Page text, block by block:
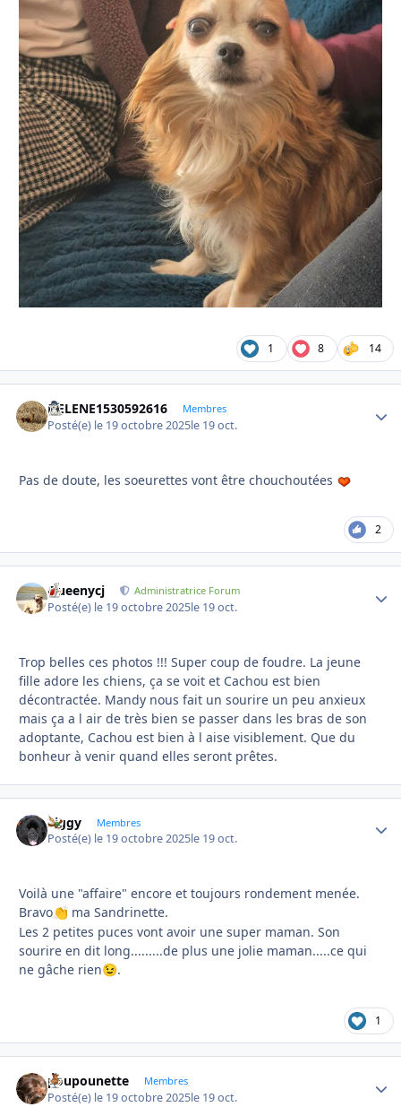
1 8 14
HELENE1530592616 Membres
Posté(e) le 19 octobre 2025le 19 oct.
Pas de doute, les soeurettes vont être chouchoutées
2
Queenycj Administratrice Forum
Posté(e) le 19 octobre 2025le 19 oct.
Trop belles ces photos !!! Super coup de foudre. La jeune
fille adore les chiens, ça se voit et Cachou est bien
décontractée. Mandy nous fait un sourire un peu anxieux
mais ça a l air de très bien se passer dans les bras de son
adoptante, Cachou est bien à l aise visiblement. Que du
bonheur à venir quand elles seront prêtes.
Ziggy Membres
Posté(e) le 19 octobre 2025le 19 oct.
Voilà une "affaire" encore et toujours rondement menée.
Bravo👏 ma Sandrinette.
Les 2 petites puces vont avoir une super maman. Son
sourire en dit long.........de plus une jolie maman.....ce qui
ne gâche rien😉.
1
poupounette Membres
Posté(e) le 19 octobre 2025le 19 oct.